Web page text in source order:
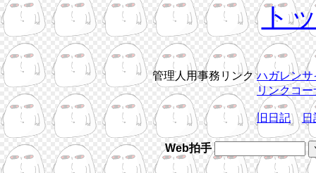
ト
管理人用事務リンク ハガレンサ
リンクコ
旧日記
Web拍手